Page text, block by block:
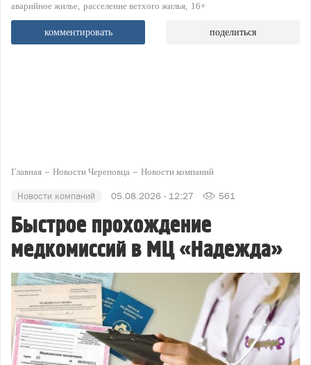
аварийное жилье расселение ветхого жилья 16+
комментировать поделиться
Главная Новости Череповца Новости компаний
Новости компаний 05.08.2026 - 12:27 561
Быстрое прохождение
медкомиссий в МЦ «Надежда»